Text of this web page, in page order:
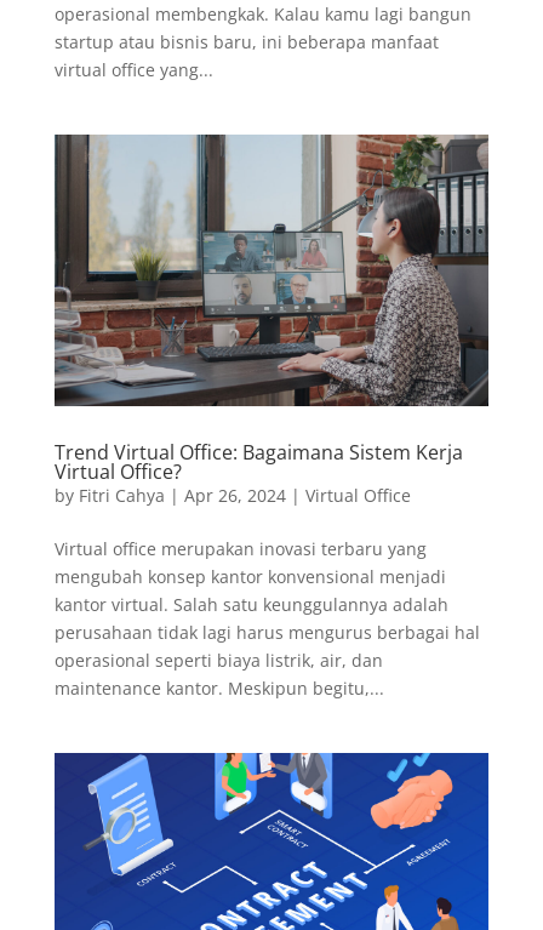
operasional membengkak. Kalau kamu lagi bangun
startup atau bisnis baru, ini beberapa manfaat
virtual office yang...
Trend Virtual Office: Bagaimana Sistem Kerja
Virtual Office?
by Fitri Cahya | Apr 26, 2024| Virtual Office
Virtual office merupakan inovasi terbaru yang
mengubah konsep kantor konvensional menjadi
kantor virtual. Salah satu keunggulannya adalah
perusahaan tidak lagi harus mengurus berbagai hal
operasional seperti biaya listrik, air, dan
maintenance kantor. Meskipun begitu,...